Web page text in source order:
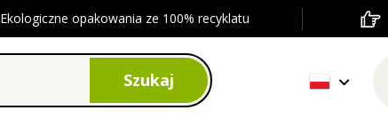
Ekologiczne opakowania ze 100% recyklatu
Szukaj